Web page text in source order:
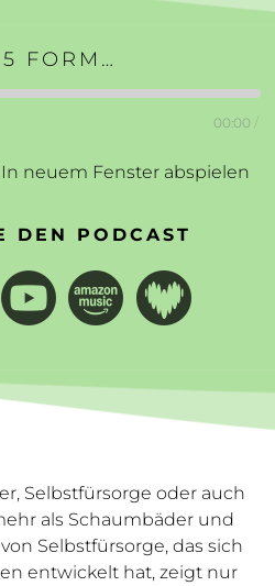
#238 | DIE 5 FORMEN DER SELBSTFÜRSORGE
00:00 /
In neuem Fenster abspielen
DEN PODCAST
Selbstfürsorge oder auch
als Schaumbäder und
Selbstfürsorge, das sich
entwickelt hat, zeigt nur